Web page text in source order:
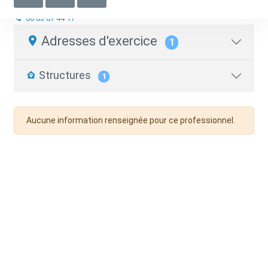
Autre
06 63 07 44 17
Adresses d'exercice 1
Structures 1
Aucune information renseignée pour ce professionnel.